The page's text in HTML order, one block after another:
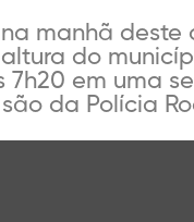
manhã deste
do
em uma
da Polícia